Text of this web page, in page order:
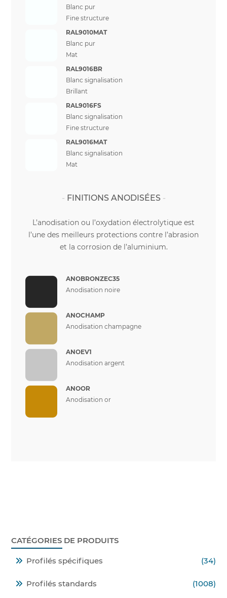
Blanc pur
Fine structure
RAL9010MAT
Blanc pur
Mat
RAL9016BR
Blanc signalisation
Brillant
RAL9016FS
Blanc signalisation
Fine structure
RAL9016MAT
Blanc signalisation
Mat
FINITIONS ANODISÉES
L’anodisation ou l’oxydation électrolytique est
l’une des meilleurs protections contre l’abrasion
et la corrosion de l’aluminium.
ANOBRONZEC35
Anodisation noire
ANOCHAMP
Anodisation champagne
ANOEV1
Anodisation argent
ANOOR
Anodisation or
CATÉGORIES DE PRODUITS
Profilés spécifiques (34)
Profilés standards (1008)